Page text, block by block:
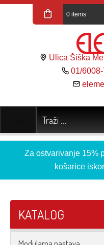
0 items
Ulica Šiška
01/
Za ostvarivanje 15%
košarice
KATALOG